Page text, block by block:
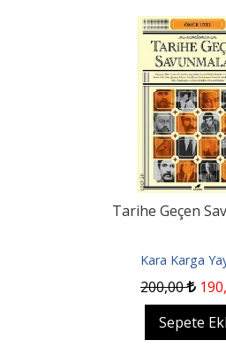
Tarihe Geçen
Kara Karga
200,00 190
Sepete